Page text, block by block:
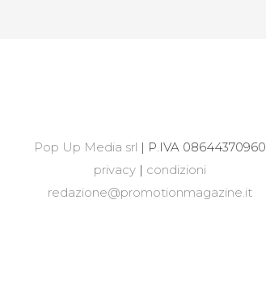
Pop Up Media srl | P.IVA 08644370960
privacy | condizioni
redazione@promotionmagazine.it